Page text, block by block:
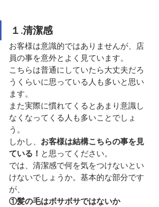
１.清潔感
お客様は意識的ではありませんが、店
員の事を意外とよく見ています。
こちらは普通にしていたら大丈夫だろ
うくらいに思っている人も多いと思い
ます。
また実際に慣れてくるとあまり意識し
なくなってくる人も多いことでしょ
う。
しかし、 お客様は結構こちらの事を見
ている！ と思ってください。
では、清潔感で何を気をつけないとい
けないでしょうか。基本的な部分です
が、
①髪の毛はボサボサではないか